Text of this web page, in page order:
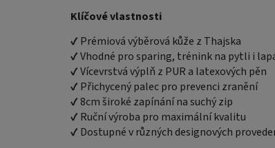
Klíčové vlastnosti
✔ Prémiová výběrová kůže z Thajska
✔ Vhodné pro sparing, trénink na pytli i
✔ Vícevrstvá výplň z PUR a latexových pěn
✔ Přichycený palec pro prevenci zranění
✔ 8cm široké zapínání na suchý zip
✔ Ruční výroba pro maximální kvalitu
✔ Dostupné v různých designových